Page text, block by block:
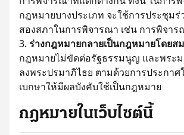
กฎหมายบางประเภท จะใช้การประชุม
สองสภาในการพิจารณา เช่น การพิจาร
ร่างกฎหมายกลายเป็นกฎหมายโดย
กฎหมายไม่ขัดต่อรัฐธรรมนูญ และพระ
ลงพระปรมาภิไธย ตามด้วยการประกา
เบกษาให้มีผลบังคับใช้เป็นกฎหมาย
กฎหมายในเว็บไซต์นี้